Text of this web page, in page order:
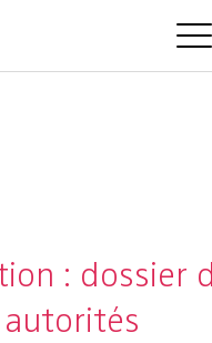
: dossier